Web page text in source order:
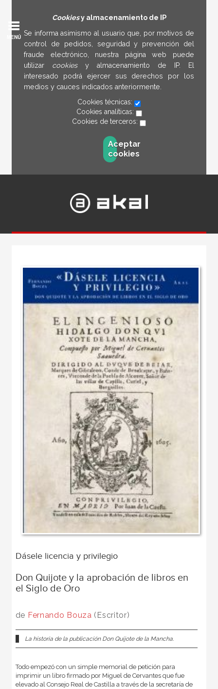
Cookiesy almacenamiento de IP
Se informa asimismo al usuario que, por motivos de
control de pedidos, seguridad y prevención del
fraude electrónico, nuestra página web puede
utilizar cookies y almacenamiento de IP. El
interesado podrá ejercer sus derechos por los
medios y cauces indicados anteriormente.
Cookies técnicas:
Cookies analíticas:
Cookies de terceros:
Aceptar
cookies
MENÚ
Dásele licencia y privilegio
Don Quijote y la aprobación de libros en
el Siglo de Oro
de Fernando Bouza (Escritor)
La historia de la publicación Don Quijote de la Mancha.
Todo empezó con un simple memorial de petición para
imprimir un libro firmado por Miguel de Cervantes que fue
elevado al Consejo Real de Castilla a través de la secretaría de